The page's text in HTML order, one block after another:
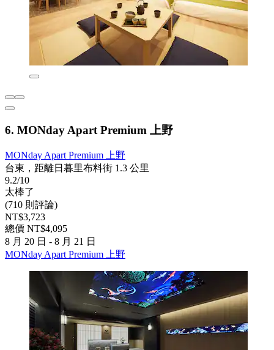
6. MONday Apart Premium 上野
MONday Apart Premium 上野
台東，距離日暮里布料街 1.3 公里
9.2/10
太棒了
(710 則評論)
NT$3,723
總價 NT$4,095
8 月 20 日 - 8 月 21 日
MONday Apart Premium 上野